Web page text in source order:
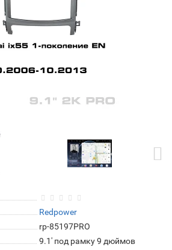
Redpower
rp-85197PRO
9.1' под рамку 9 дюймов